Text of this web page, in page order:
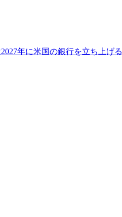
年に米国の銀行を立ち上げる